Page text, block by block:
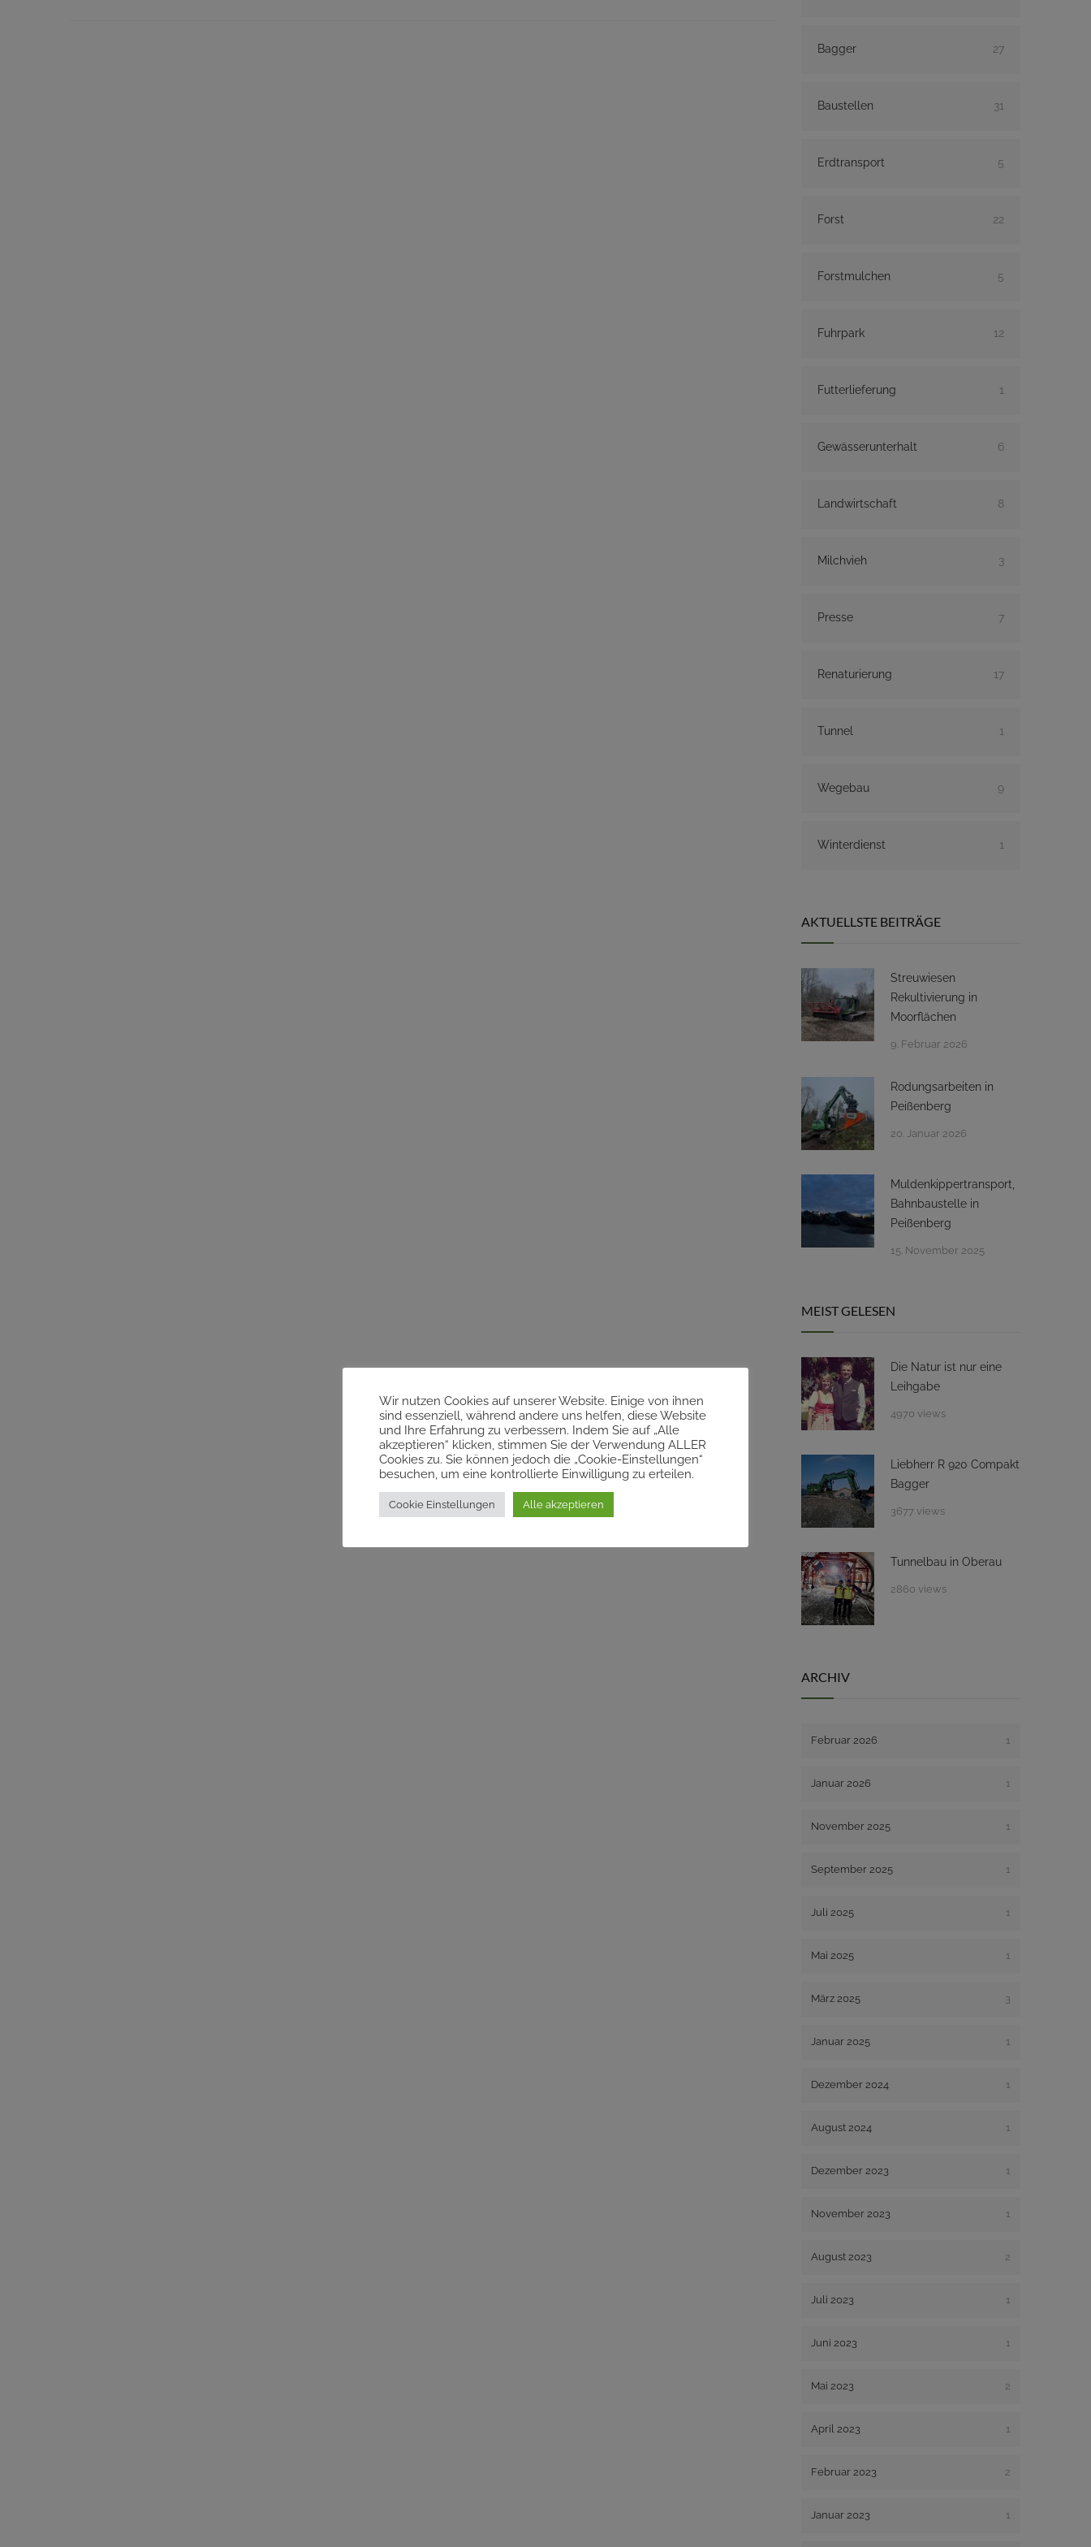
Bagger 27
Baustellen 31
Erdtransport 5
Forst 22
Forstmulchen 5
Fuhrpark 12
Futterlieferung 1
Gewässerunterhalt 6
Landwirtschaft 8
Milchvieh 3
Presse 7
Renaturierung 17
Tunnel 1
Wegebau 9
Winterdienst 1
AKTUELLSTE BEITRÄGE
Streuwiesen
Rekultivierung in
Moorflächen
9. Februar 2026
Rodungsarbeiten in
Peißenberg
20. Januar 2026
Muldenkippertransport,
Bahnbaustelle in
Peißenberg
15. November 2025
MEIST GELESEN
Die Natur ist nur eine
Leihgabe
4970 views
Liebherr R 920 Compakt
Bagger
3677 views
Tunnelbau in Oberau
2860 views
ARCHIV
Februar 2026 1
Januar 2026 1
November 2025 1
September 2025 1
Juli 2025 1
Mai 2025 1
März 2025 3
Januar 2025 1
Dezember 2024 1
August 2024 1
Dezember 2023 1
November 2023 1
August 2023 2
Juli 2023 1
Juni 2023 1
Mai 2023 2
April 2023 1
Februar 2023 2
Januar 2023 1
Wir nutzen Cookies auf unserer Website. Einige von ihnen
sind essenziell, während andere uns helfen, diese Website
und Ihre Erfahrung zu verbessern. Indem Sie auf „Alle
akzeptieren“ klicken, stimmen Sie der Verwendung ALLER
Cookies zu. Sie können jedoch die „Cookie-Einstellungen“
besuchen, um eine kontrollierte Einwilligung zu erteilen.
Cookie Einstellungen Alle akzeptieren